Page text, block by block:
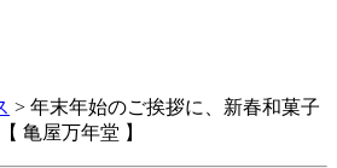
> 年末年始のご挨拶に、新春和菓子
亀屋万年堂 】